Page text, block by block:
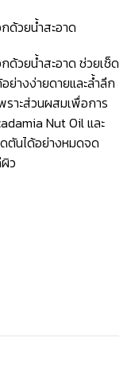
ด้วยน้ำสะอาด
ด้วยน้ำสะอาด ช่วยเช็ด
ย่างง่ายดายและล้ำลึก
ราะส่วนผสมเพื่อการ
Nut Oil และ
ตันได้อย่างหมดจด
ว